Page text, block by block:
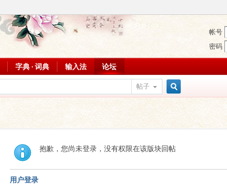
帐号
密码
字典 · 词典 输入法 论坛
帖子
索
抱歉，您尚未登录，没有权限在该版块回帖
用户登录